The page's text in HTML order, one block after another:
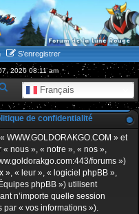
S’enregistrer
2026 08:11 am
Français
e
c
h
e
c
de confidentialité
» et
nous », « notre », « nos »,
forums »)
», « leur », « logiciel phpBB »,
phpBB ») utilisent
n’importe quelle session
par « vos informations »).